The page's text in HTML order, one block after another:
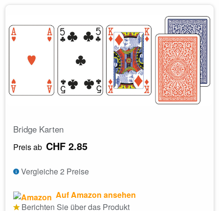
Bridge Karten
Preis ab CHF 2.85
Vergleiche 2 Preise
Auf Amazon ansehen
Berichten Sie über das Produkt